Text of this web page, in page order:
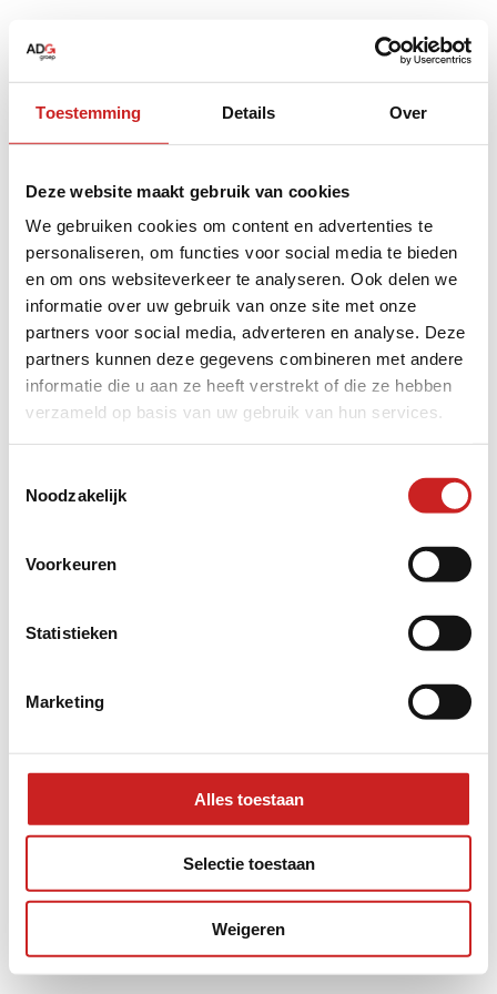
Toestemming Details Over
Deze website maakt gebruik van cookies
We gebruiken cookies om content en advertenties te
personaliseren, om functies voor social media te bieden
en om ons websiteverkeer te analyseren. Ook delen we
informatie over uw gebruik van onze site met onze
partners voor social media, adverteren en analyse. Deze
partners kunnen deze gegevens combineren met andere
informatie die u aan ze heeft verstrekt of die ze hebben
verzameld op basis van uw gebruik van hun services.
Noodzakelijk
Voorkeuren
Statistieken
Marketing
Alles toestaan
Selectie toestaan
Weigeren
loadingwww.adggroep.nl
for more